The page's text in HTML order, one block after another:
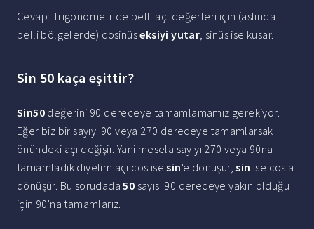
Cevap: Trigonometride belli açı değerleri için (aslında
belli bölgelerde) cosinüseksiyi yutar, sinüs ise kusar.
Sin 50 kaça eşittir?
Sin50 değerini 90 dereceye tamamlamamız gerekiyor.
Eğer biz bir sayıyı 90 veya 270 dereceye tamamlarsak
önündeki açı değişir. Yani mesela sayıyı 270 veya 90na
tamamladık diyelim açı cos isesin'e dönüşür,sin ise cos'a
dönüşür. Bu sorudada50 sayısı 90 dereceye yakın olduğu
için 90'na tamamlarız.